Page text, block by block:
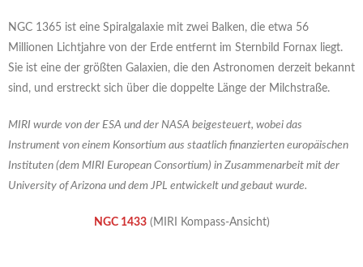
NGC 1365 ist eine Spiralgalaxie mit zwei Balken, die etwa 56
Millionen Lichtjahre von der Erde entfernt im Sternbild Fornax liegt.
Sie ist eine der größten Galaxien, die den Astronomen derzeit bekannt
sind, und erstreckt sich über die doppelte Länge der Milchstraße.
MIRI wurde von der ESA und der NASA beigesteuert, wobei das
Instrument von einem Konsortium aus staatlich finanzierten europäischen
Instituten (dem MIRI European Consortium) in Zusammenarbeit mit der
University of Arizona und dem JPL entwickelt und gebaut wurde.
NGC 1433(MIRI Kompass-Ansicht)